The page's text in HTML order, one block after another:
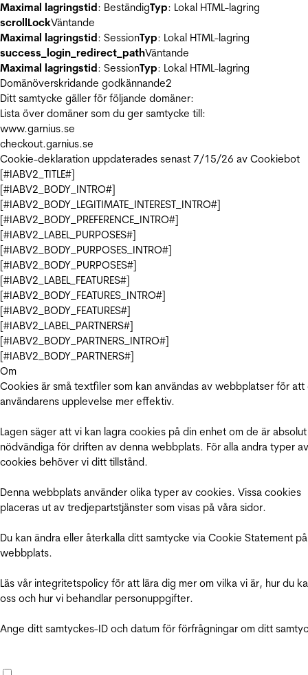
Maximal lagringstid: BeständigTyp: Lokal HTML-lagring
scrollLockVäntande
Maximal lagringstid: SessionTyp: Lokal HTML-lagring
success_login_redirect_pathVäntande
Maximal lagringstid: SessionTyp: Lokal HTML-lagring
Domänöverskridande godkännande2
Ditt samtycke gäller för följande domäner:
Lista över domäner som du ger samtycke till:
www.garnius.se
checkout.garnius.se
Cookie-deklaration uppdaterades senast 7/15/26 av Cookiebot
[#IABV2_TITLE#]
[#IABV2_BODY_INTRO#]
[#IABV2_BODY_LEGITIMATE_INTEREST_INTRO#]
[#IABV2_BODY_PREFERENCE_INTRO#]
[#IABV2_LABEL_PURPOSES#]
[#IABV2_BODY_PURPOSES_INTRO#]
[#IABV2_BODY_PURPOSES#]
[#IABV2_LABEL_FEATURES#]
[#IABV2_BODY_FEATURES_INTRO#]
[#IABV2_BODY_FEATURES#]
[#IABV2_LABEL_PARTNERS#]
[#IABV2_BODY_PARTNERS_INTRO#]
[#IABV2_BODY_PARTNERS#]
Om
Cookies är små textfiler som kan användas av webbplatser för att
användarens upplevelse mer effektiv.
Lagen säger att vi kan lagra cookies på din enhet om de är absolut
nödvändiga för driften av denna webbplats. För alla andra typer av
cookies behöver vi ditt tillstånd.
Denna webbplats använder olika typer av cookies. Vissa cookies
placeras ut av tredjepartstjänster som visas på våra sidor.
Du kan ändra eller återkalla ditt samtycke via Cookie Statement
webbplats.
Läs vår integritetspolicy för att lära dig mer om vilka vi är, hur du
oss och hur vi behandlar personuppgifter.
Ange ditt samtyckes-ID och datum för förfrågningar om ditt